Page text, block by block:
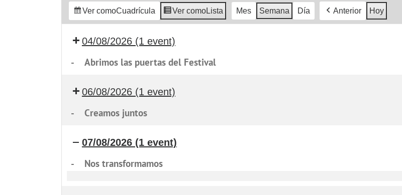
Ver comoCuadrícula Ver comoLista Mes Semana Día Anterior Hoy
04/08/2026 (1 event)
- Abrimos las puertas del Festival
06/08/2026 (1 event)
- Creamos juntos
07/08/2026 (1 event)
- Nos transformamos